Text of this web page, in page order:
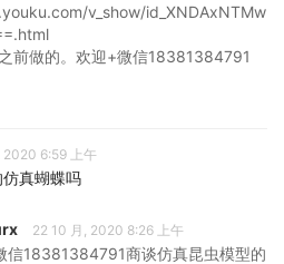
v_show/id_XNDAxNTMw
前做的。欢迎+微信18381384791
2020 6:59 上午
真蝴蝶吗
22 10 月, 2020 8:26 上午
信18381384791商谈仿真昆虫模型的